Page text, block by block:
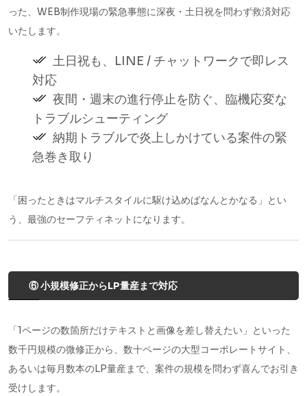
った、WEB制作現場の緊急事態に深夜・土日祝を問わず救済対応
いたします。
土日祝も、LINE / チャットワークで即レス
対応
夜間・週末の進行停止を防ぐ、臨機応変な
トラブルシューティング
納期トラブルで炎上しかけている案件の緊
急巻き取り
「困ったときはマルチスタイルに駆け込めばなんとかなる」とい
う、最強のセーフティネットになります。
⑥ 小規模修正からLP量産まで対応
「1ページの数箇所だけテキストと画像を差し替えたい」といった
数千円規模の微修正から、数十ページの大型コーポレートサイト、
あるいは毎月数本のLP量産まで、案件の規模を問わず喜んでお引き
受けします。